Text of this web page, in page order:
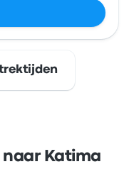
naar Katima